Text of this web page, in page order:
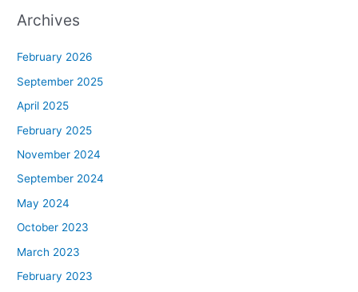
Archives
February 2026
September 2025
April 2025
February 2025
November 2024
September 2024
May 2024
October 2023
March 2023
February 2023